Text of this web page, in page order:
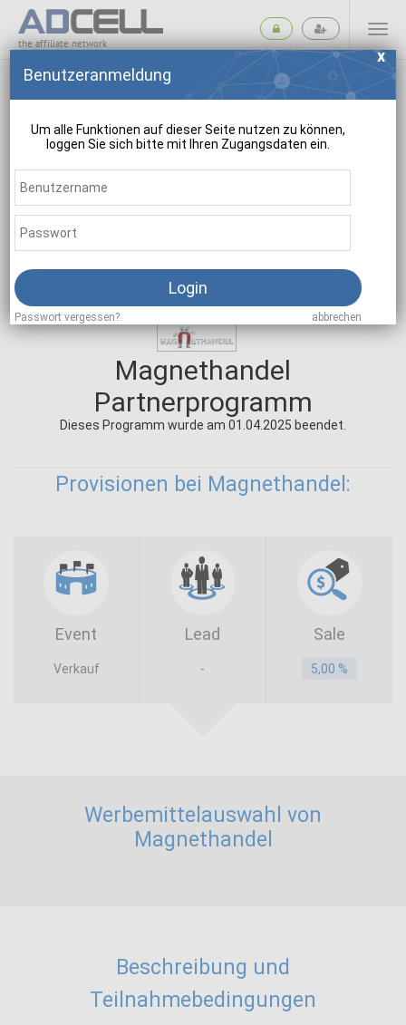
the affiliate network
Magnethandel
Partnerprogramm
Dieses Programm wurde am 01.04.2025 beendet.
Provisionen bei Magnethandel:
Event Lead Sale
Verkauf - 5,00 %
Werbemittelauswahl von
Magnethandel
Beschreibung und
Teilnahmebedingungen
Benutzeranmeldung
Um alle Funktionen auf dieser Seite nutzen zu können,
loggen Sie sich bitte mit Ihren Zugangsdaten ein.
Login
Passwort vergessen? abbrechen